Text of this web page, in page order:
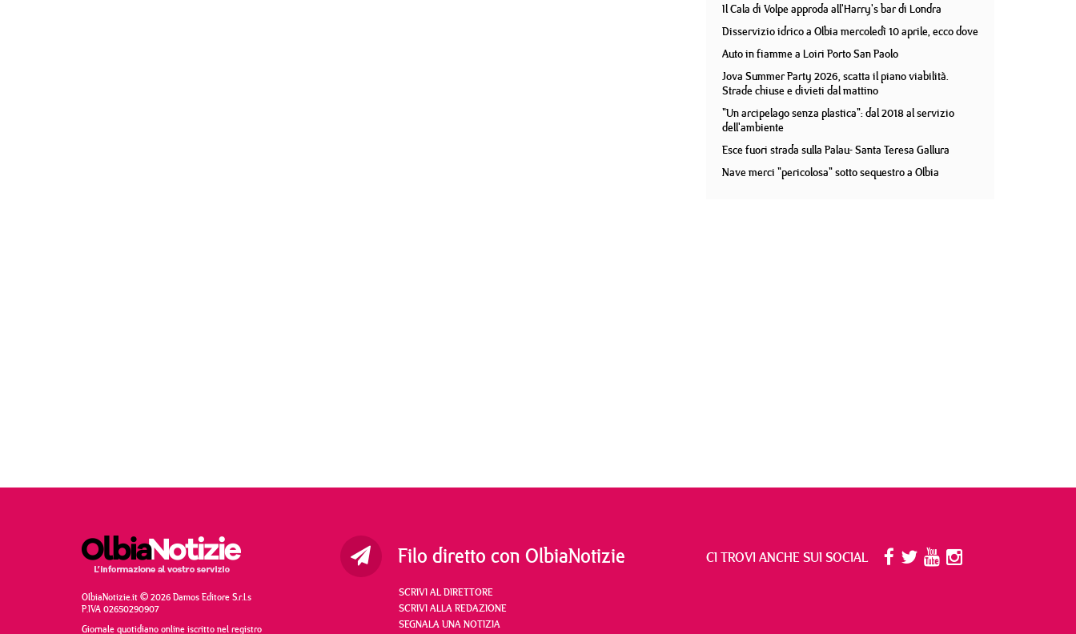
Il Cala di Volpe approda all'Harry's bar di Londra
Disservizio idrico a Olbia mercoledì 10 aprile, ecco dove
Auto in fiamme a Loiri Porto San Paolo
Jova Summer Party 2026, scatta il piano viabilità.
Strade chiuse e divieti dal mattino
"Un arcipelago senza plastica": dal 2018 al servizio
dell'ambiente
Esce fuori strada sulla Palau- Santa Teresa Gallura
Nave merci "pericolosa" sotto sequestro a Olbia
OlbiaNotizie.it © 2026 Damos Editore S.r.l.s
P.IVA 02650290907
Giornale quotidiano online iscritto nel registro
Filo diretto con OlbiaNotizie
SCRIVI AL DIRETTORE
SCRIVI ALLA REDAZIONE
SEGNALA UNA NOTIZIA
CI TROVI ANCHE SUI SOCIAL